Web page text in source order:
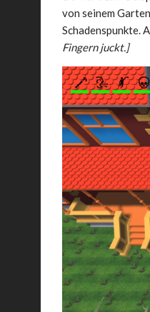
von seinem
Schadenspunkte.
Fingern juckt.]